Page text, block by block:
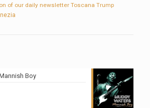
of our daily newsletter Toscana Trump
Boy